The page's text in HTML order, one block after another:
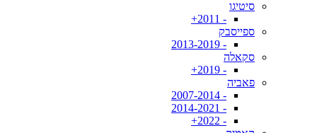
סיטיגו
- 2011+
ספייסבק
- 2013-2019
סקאלה
- 2019+
פאביה
- 2007-2014
- 2014-2021
- 2022+